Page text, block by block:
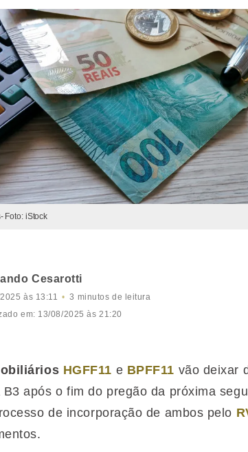
Foto: iStock
Cesarotti
às 13:11
3 minutos de leitura
em: 13/08/2025 às 21:20
HGFF11 e BPFF11 vão deixar
após o fim do pregão da próxima
de incorporação de ambos pelo